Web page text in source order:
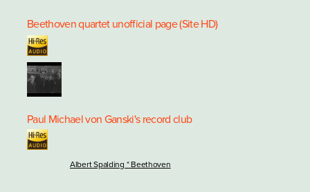
Beethoven quartet unofficial page (Site HD)
Paul Michael von Ganski's record club
Albert Spalding * Beethoven